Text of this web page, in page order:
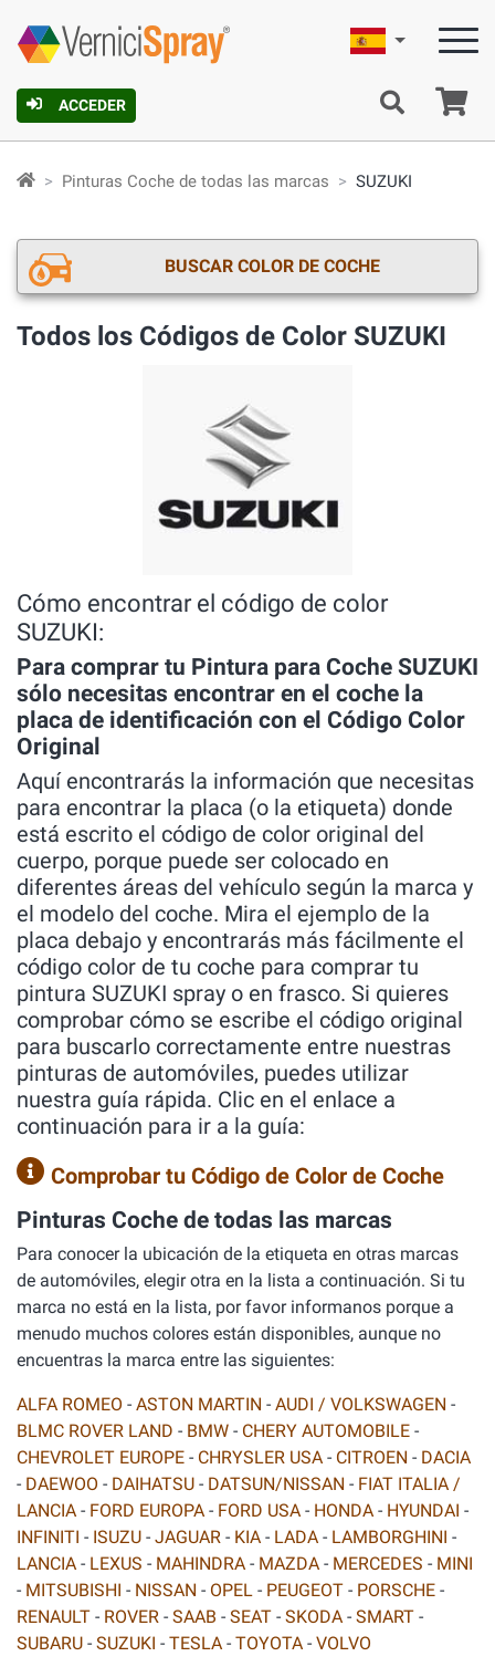
ACCEDER
Español
Pinturas Coche de todas las marcas SUZUKI
BUSCAR COLOR DE COCHE
Todos los Códigos de Color SUZUKI
Cómo encontrar el código de color
SUZUKI:
Para comprar tu Pintura para Coche SUZUKI
sólo necesitas encontrar en el coche la
placa de identificación con el Código Color
Original
Aquí encontrarás la información que necesitas
para encontrar la placa (o la etiqueta) donde
está escrito el código de color original del
cuerpo, porque puede ser colocado en
diferentes áreas del vehículo según la marca y
el modelo del coche. Mira el ejemplo de la
placa debajo y encontrarás más fácilmente el
código color de tu coche para comprar tu
pintura SUZUKI spray o en frasco. Si quieres
comprobar cómo se escribe el código original
para buscarlo correctamente entre nuestras
pinturas de automóviles, puedes utilizar
nuestra guía rápida. Clic en el enlace a
continuación para ir a la guía:
Comprobar tu Código de Color de Coche
Pinturas Coche de todas las marcas
Para conocer la ubicación de la etiqueta en otras marcas
de automóviles, elegir otra en la lista a continuación. Si tu
marca no está en la lista, por favor informanos porque a
menudo muchos colores están disponibles, aunque no
encuentras la marca entre las siguientes:
ALFA ROMEO - ASTON MARTIN - AUDI / VOLKSWAGEN -
BLMC ROVER LAND - BMW - CHERY AUTOMOBILE -
CHEVROLET EUROPE - CHRYSLER USA - CITROEN - DACIA
- DAEWOO - DAIHATSU - DATSUN/NISSAN - FIAT ITALIA /
LANCIA - FORD EUROPA - FORD USA - HONDA - HYUNDAI -
INFINITI - ISUZU - JAGUAR - KIA - LADA - LAMBORGHINI -
LANCIA - LEXUS - MAHINDRA - MAZDA - MERCEDES - MINI
- MITSUBISHI - NISSAN - OPEL - PEUGEOT - PORSCHE -
RENAULT - ROVER - SAAB - SEAT - SKODA - SMART -
SUBARU - SUZUKI - TESLA - TOYOTA - VOLVO